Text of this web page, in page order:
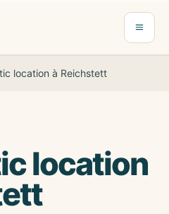
Ouvrir
location à Reichstett
location